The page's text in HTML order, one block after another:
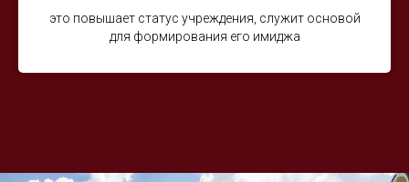
это повышает статус учреждения, служит основой
для формирования его имиджа